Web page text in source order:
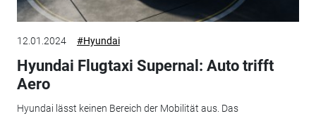
12.01.2024 #Hyundai
Hyundai Flugtaxi Supernal: Auto trifft
Aero
Hyundai lässt keinen Bereich der Mobilität aus. Das